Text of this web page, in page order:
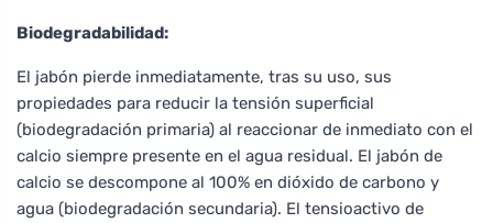
Biodegradabilidad:
El jabón pierde inmediatamente, tras su uso, sus
propiedades para reducir la tensión superficial
(biodegradación primaria) al reaccionar de inmediato con el
calcio siempre presente en el agua residual. El jabón de
calcio se descompone al 100% en dióxido de carbono y
agua (biodegradación secundaria). El tensioactivo de